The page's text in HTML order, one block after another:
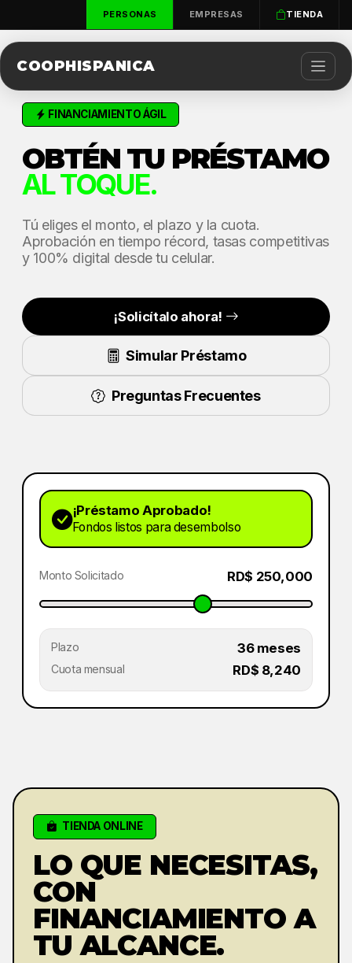
PERSONAS EMPRESAS TIENDA
COOPHISPANICA
FINANCIAMIENTO ÁGIL
OBTÉN TU PRÉSTAMO
AL TOQUE.
Tú eliges el monto, el plazo y la cuota.
Aprobación en tiempo récord, tasas competitivas
y 100% digital desde tu celular.
¡Solicítalo ahora!
Simular Préstamo
Preguntas Frecuentes
¡Préstamo Aprobado!
Fondos listos para desembolso
Monto Solicitado RD$ 250,000
Plazo 36 meses
Cuota mensual RD$ 8,240
TIENDA ONLINE
LO QUE NECESITAS,
CON
FINANCIAMIENTO A
TU ALCANCE.